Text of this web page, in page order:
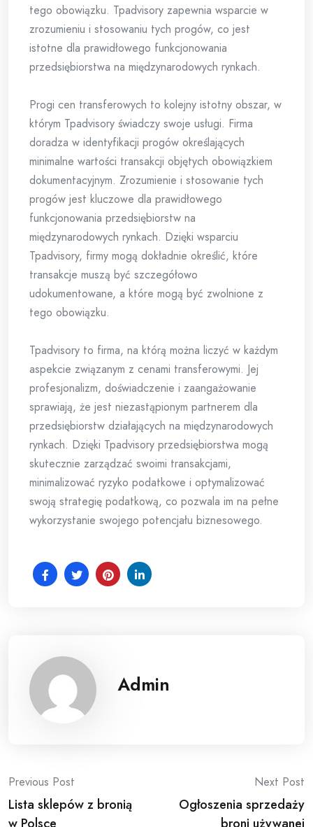
tego obowiązku. Tpadvisory zapewnia wsparcie w
zrozumieniu i stosowaniu tych progów, co jest
istotne dla prawidłowego funkcjonowania
przedsiębiorstwa na międzynarodowych rynkach.
Progi cen transferowych to kolejny istotny obszar, w
którym Tpadvisory świadczy swoje usługi. Firma
doradza w identyfikacji progów określających
minimalne wartości transakcji objętych obowiązkiem
dokumentacyjnym. Zrozumienie i stosowanie tych
progów jest kluczowe dla prawidłowego
funkcjonowania przedsiębiorstw na
międzynarodowych rynkach. Dzięki wsparciu
Tpadvisory, firmy mogą dokładnie określić, które
transakcje muszą być szczegółowo
udokumentowane, a które mogą być zwolnione z
tego obowiązku.
Tpadvisory to firma, na którą można liczyć w każdym
aspekcie związanym z cenami transferowymi. Jej
profesjonalizm, doświadczenie i zaangażowanie
sprawiają, że jest niezastąpionym partnerem dla
przedsiębiorstw działających na międzynarodowych
rynkach. Dzięki Tpadvisory przedsiębiorstwa mogą
skutecznie zarządzać swoimi transakcjami,
minimalizować ryzyko podatkowe i optymalizować
swoją strategię podatkową, co pozwala im na pełne
wykorzystanie swojego potencjału biznesowego.
Admin
Post
navigation
Previous Post
Lista sklepów z bronią
w Polsce
Next Post
Ogłoszenia sprzedaży
broni używanej